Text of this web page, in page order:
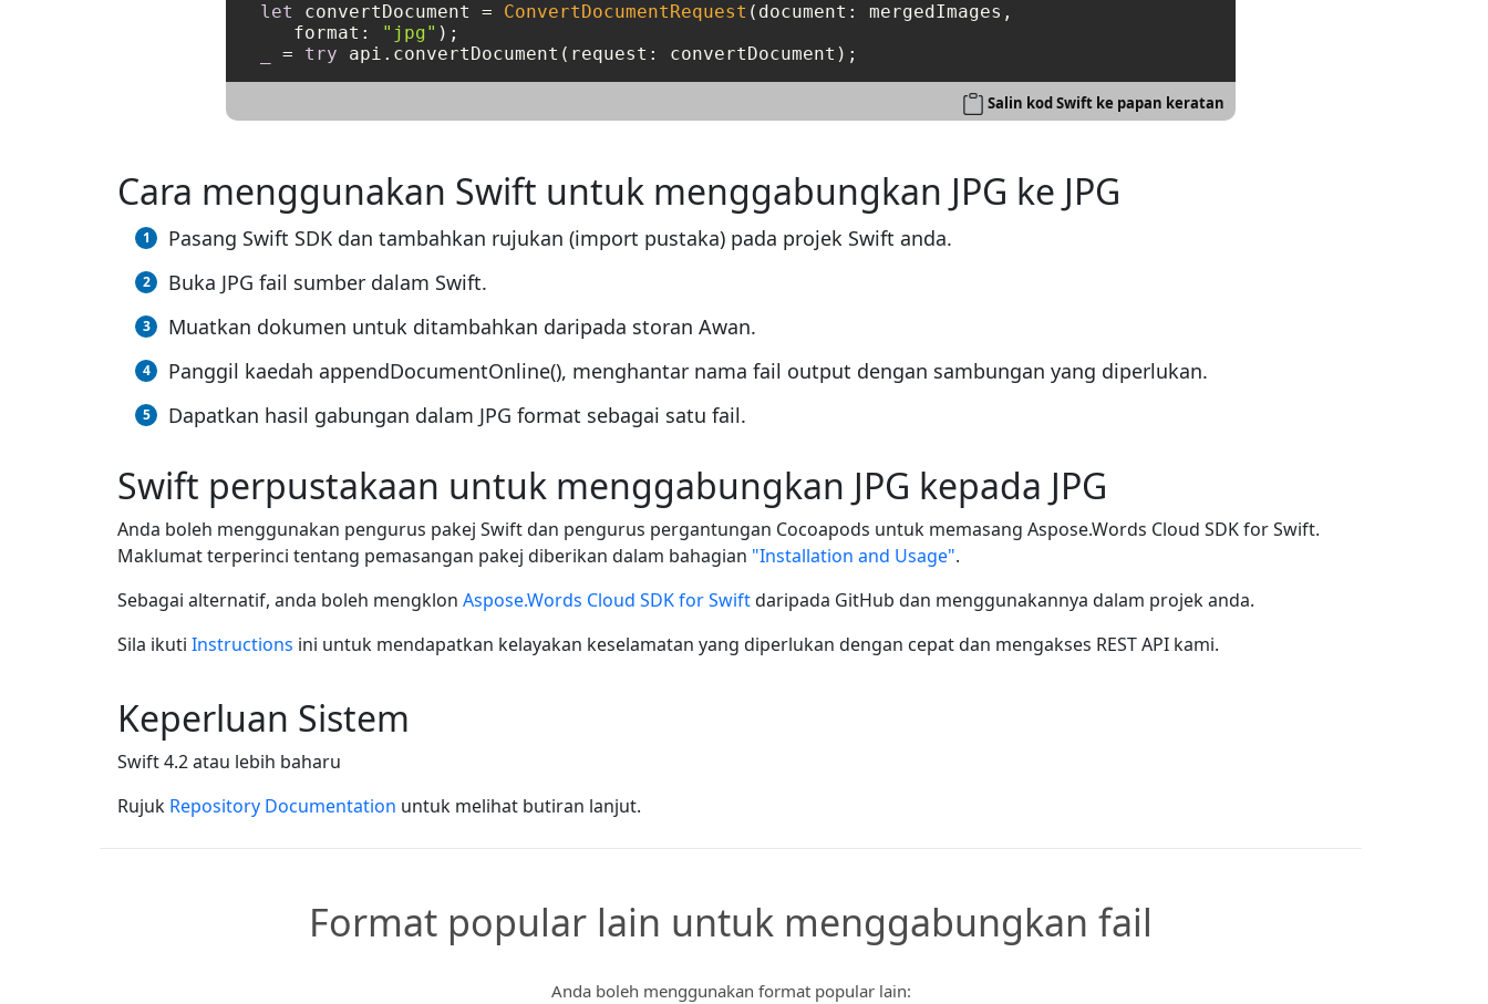
let
convertDocument = ConvertDocumentRequest (document: mergedImages,
   format:
"jpg"
= try
Salin kod Swift ke papan keratan
Cara menggunakan Swift untuk menggabungkan JPG ke JPG
Pasang Swift SDK dan tambahkan rujukan (import pustaka) pada projek Swift anda.
Buka JPG fail sumber dalam Swift.
Muatkan dokumen untuk ditambahkan daripada storan Awan.
Panggil kaedah appendDocumentOnline(), menghantar nama fail output dengan sambungan yang diperlukan.
Dapatkan hasil gabungan dalam JPG format sebagai satu fail.
Swift perpustakaan untuk menggabungkan JPG kepada JPG
Anda boleh menggunakan pengurus pakej Swift dan pengurus pergantungan Cocoapods untuk memasang Aspose.Words Cloud SDK for Swift.
Maklumat terperinci tentang pemasangan pakej diberikan dalam bahagian "Installation and Usage".
Sebagai alternatif, anda boleh mengklon Aspose.Words Cloud SDK for Swiftdaripada GitHub dan menggunakannya dalam projek anda.
Sila ikuti Instructions ini untuk mendapatkan kelayakan keselamatan yang diperlukan dengan cepat dan mengakses REST API kami.
Keperluan Sistem
Swift 4.2 atau lebih baharu
Rujuk Repository Documentation untuk melihat butiran lanjut.
Format popular lain untuk menggabungkan fail
Anda boleh menggunakan format popular lain: